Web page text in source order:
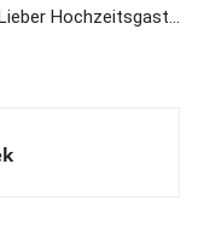
Hochzeitsgast…